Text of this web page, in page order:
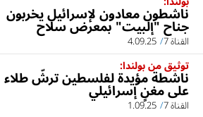
ناشطون معادون لإسرائيل يخربون
جناح "إلبيت" بمعرض سلاح
القناة 7 4.09.25
توثيق من بولندا:
ناشطة مؤيدة لفلسطين ترشّ طلاء
على مغنٍ إسرائيلي
القناة 7 1.09.25